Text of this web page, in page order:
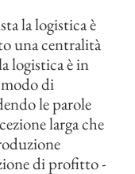
la logistica è
una centralità
logistica è in
di
le parole
larga che
di profitto -